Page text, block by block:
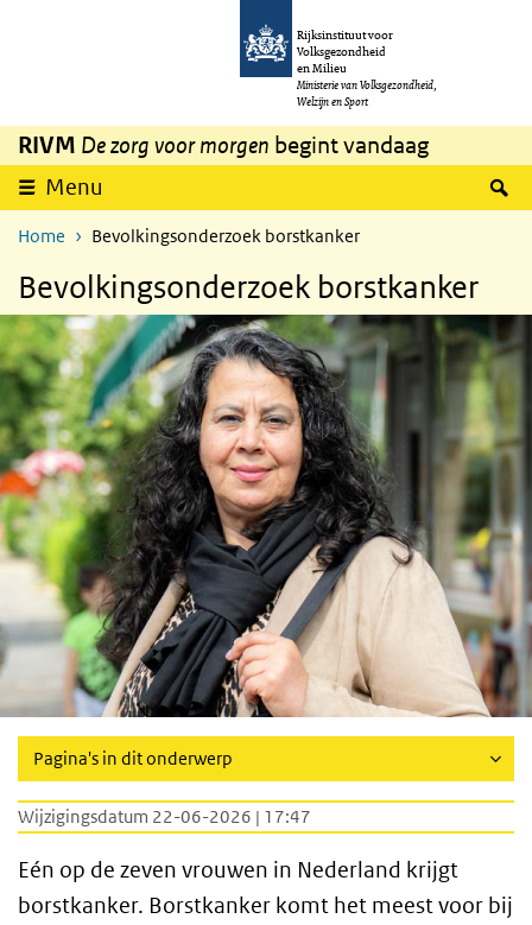
Overslaan en naar de inhoud gaan
Rijksinstituut voor
Volksgezondheid
en Milieu
Ministerie van Volksgezondheid,
Welzijn en Sport
RIVM De zorg voor morgen begint vandaag
Menu
Home Bevolkingsonderzoek borstkanker
Bevolkingsonderzoek borstkanker
Pagina's in dit onderwerp
Wijzigingsdatum 22-06-2026 | 17:47
Eén op de zeven vrouwen in Nederland krijgt
borstkanker. Borstkanker komt het meest voor bij